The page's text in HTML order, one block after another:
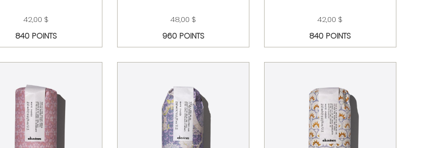
42,00 $
840 POINTS
48,00 $
960 POINTS
42,00 $
840 POINTS